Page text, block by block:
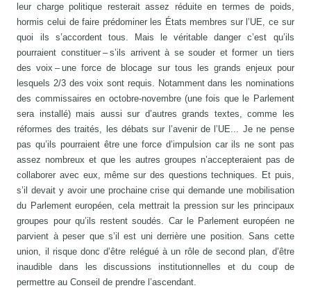
leur charge politique resterait assez réduite en termes de poids,
hormis celui de faire prédominer les États membres sur l’UE, ce sur
quoi ils s’accordent tous. Mais le véritable danger c’est qu’ils
pourraient constituer – s’ils arrivent à se souder et former un tiers
des voix – une force de blocage sur tous les grands enjeux pour
lesquels 2/3 des voix sont requis. Notamment dans les nominations
des commissaires en octobre-novembre (une fois que le Parlement
sera installé) mais aussi sur d’autres grands textes, comme les
réformes des traités, les débats sur l’avenir de l’UE... Je ne pense
pas qu’ils pourraient être une force d’impulsion car ils ne sont pas
assez nombreux et que les autres groupes n’accepteraient pas de
collaborer avec eux, même sur des questions techniques. Et puis,
s’il devait y avoir une prochaine crise qui demande une mobilisation
du Parlement européen, cela mettrait la pression sur les principaux
groupes pour qu’ils restent soudés. Car le Parlement européen ne
parvient à peser que s’il est uni derrière une position. Sans cette
union, il risque donc d’être relégué à un rôle de second plan, d’être
inaudible dans les discussions institutionnelles et du coup de
permettre au Conseil de prendre l’ascendant.